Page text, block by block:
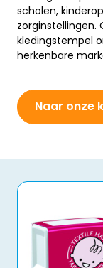
scholen,
zorginstellingen.
kledingstempel
herkenbare
Naar onze